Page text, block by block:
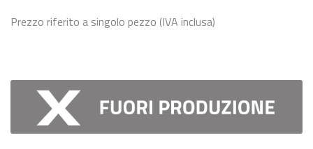
Prezzo riferito a singolo pezzo (IVA inclusa)